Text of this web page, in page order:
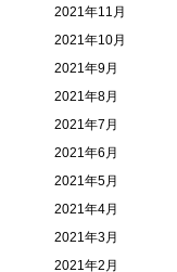
2021年11月
2021年10月
2021年9月
2021年8月
2021年7月
2021年6月
2021年5月
2021年4月
2021年3月
2021年2月